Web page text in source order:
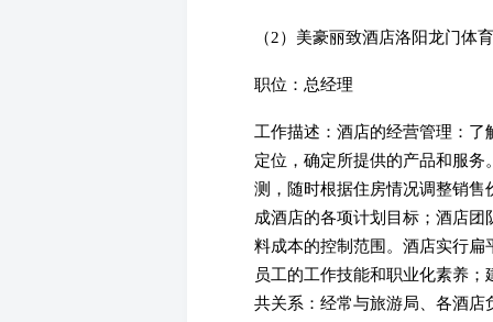
（2）美豪丽致酒店洛阳龙门体
职位：总经理
工作描述：酒店的经营管理：
定位，确定所提供的产品和服
测，随时根据住房情况调整销
成酒店的各项计划目标；酒店
料成本的控制范围。酒店实行
员工的工作技能和职业化素养
共关系：经常与旅游局、各酒